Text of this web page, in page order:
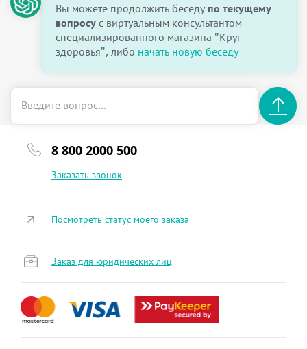
Вы можете продолжить беседу по текущему
вопросус виртуальным консультантом
специализированного магазина "Круг
здоровья", либо начать новую беседу
8 800 2000 500
Заказать звонок
Посмотреть статус моего заказа
Заказ для юридических лиц